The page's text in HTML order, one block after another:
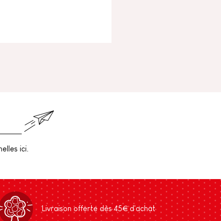
ici.
Livraison offerte dès 45€ d'achat